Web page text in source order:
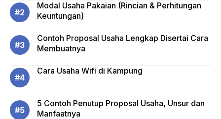
Modal Usaha Pakaian (Rincian & Perhitungan
Keuntungan)
Contoh Proposal Usaha Lengkap Disertai Cara
Membuatnya
Cara Usaha Wifi di Kampung
5 Contoh Penutup Proposal Usaha, Unsur dan
Manfaatnya